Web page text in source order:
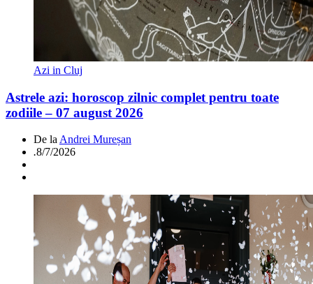
Azi in Cluj
Astrele azi: horoscop zilnic complet pentru toate
zodiile – 07 august 2026
De la Andrei Mureșan
.8/7/2026